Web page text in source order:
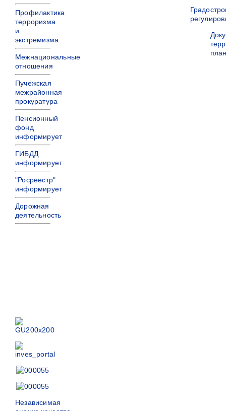
Профилактика
терроризма
и
экстремизма
Межнациональные
отношения
Пучежская
межрайонная
прокуратура
Пенсионный
фонд
информирует
ГИБДД
информирует
"Росреестр"
информирует
Дорожная
деятельность
Независимая